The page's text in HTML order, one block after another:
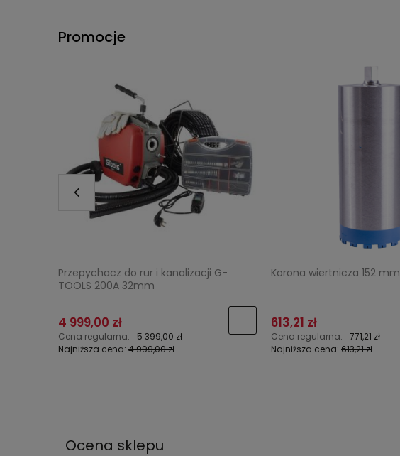
Promocje
Przepychacz do rur i kanalizacji G-
TOOLS 200A 32mm
4 999,00 zł
Cena regularna:
5 399,00 zł
Najniższa cena: 4 999,00 zł
Korona wiertnicza 152 mm
613,21 zł
Cena regularna:
771,21 zł
Najniższa cena: 613,21 zł
Ocena sklepu